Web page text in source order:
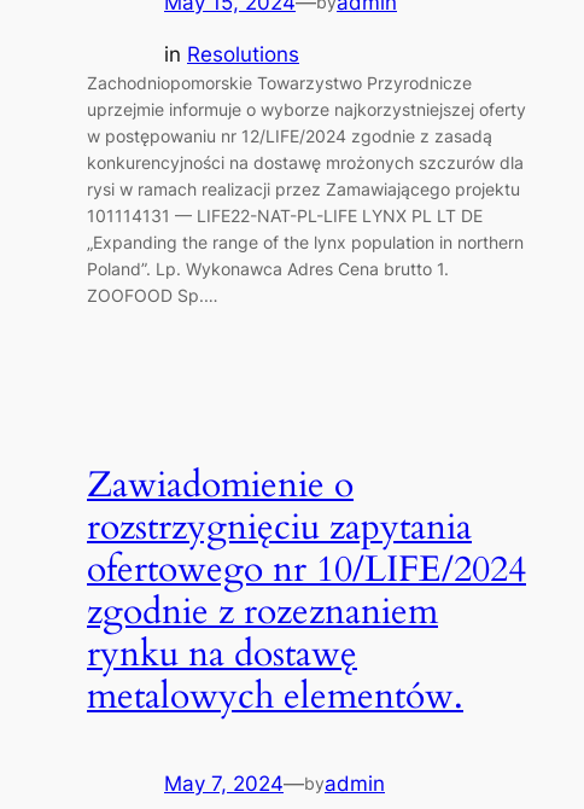
in Resolutions
Zachodniopomorskie Towarzystwo Przyrodnicze
uprzejmie informuje o wyborze najkorzystniejszej oferty
w postępowaniu nr 12/LIFE/2024 zgodnie z zasadą
konkurencyjności na dostawę mrożonych szczurów dla
rysi w ramach realizacji przez Zamawiającego projektu
101114131 — LIFE22-NAT-PL-LIFE LYNX PL LT DE
„Expanding the range of the lynx population in northern
Poland”. Lp. Wykonawca Adres Cena brutto 1.
ZOOFOOD Sp.…
Zawiadomienie o
rozstrzygnięciu zapytania
ofertowego nr 10/LIFE/2024
zgodnie z rozeznaniem
rynku na dostawę
metalowych elementów.
May 7, 2024—byadmin